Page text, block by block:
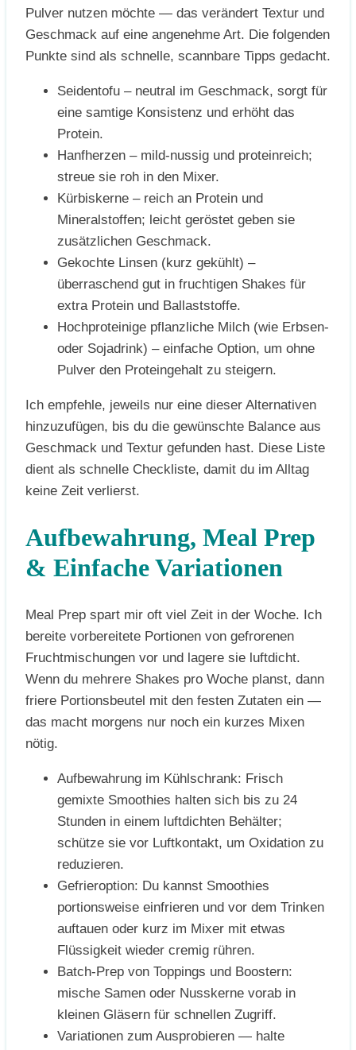
Pulver nutzen möchte — das verändert Textur und
Geschmack auf eine angenehme Art. Die folgenden
Punkte sind als schnelle, scannbare Tipps gedacht.
Seidentofu – neutral im Geschmack, sorgt für
eine samtige Konsistenz und erhöht das
Protein.
Hanfherzen – mild-nussig und proteinreich;
streue sie roh in den Mixer.
Kürbiskerne – reich an Protein und
Mineralstoffen; leicht geröstet geben sie
zusätzlichen Geschmack.
Gekochte Linsen (kurz gekühlt) –
überraschend gut in fruchtigen Shakes für
extra Protein und Ballaststoffe.
Hochproteinige pflanzliche Milch (wie Erbsen-
oder Sojadrink) – einfache Option, um ohne
Pulver den Proteingehalt zu steigern.
Ich empfehle, jeweils nur eine dieser Alternativen
hinzuzufügen, bis du die gewünschte Balance aus
Geschmack und Textur gefunden hast. Diese Liste
dient als schnelle Checkliste, damit du im Alltag
keine Zeit verlierst.
Aufbewahrung, Meal Prep
& Einfache Variationen
Meal Prep spart mir oft viel Zeit in der Woche. Ich
bereite vorbereitete Portionen von gefrorenen
Fruchtmischungen vor und lagere sie luftdicht.
Wenn du mehrere Shakes pro Woche planst, dann
friere Portionsbeutel mit den festen Zutaten ein —
das macht morgens nur noch ein kurzes Mixen
nötig.
Aufbewahrung im Kühlschrank: Frisch
gemixte Smoothies halten sich bis zu 24
Stunden in einem luftdichten Behälter;
schütze sie vor Luftkontakt, um Oxidation zu
reduzieren.
Gefrieroption: Du kannst Smoothies
portionsweise einfrieren und vor dem Trinken
auftauen oder kurz im Mixer mit etwas
Flüssigkeit wieder cremig rühren.
Batch-Prep von Toppings und Boostern:
mische Samen oder Nusskerne vorab in
kleinen Gläsern für schnellen Zugriff.
Variationen zum Ausprobieren — halte